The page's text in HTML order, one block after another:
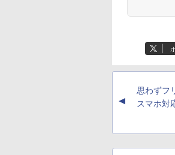
▲
思わずフ
スマホ対